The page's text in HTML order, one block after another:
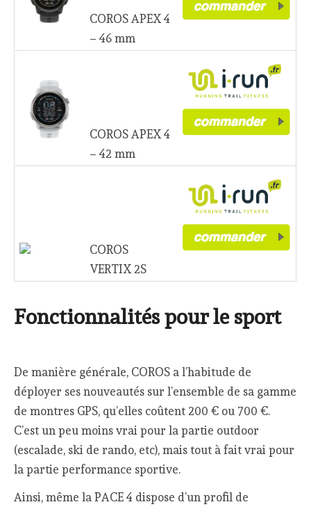
COROS APEX 4
– 46 mm
COROS APEX 4
– 42 mm
COROS
VERTIX 2S
Fonctionnalités pour le sport
De manière générale, COROS a l’habitude de
déployer ses nouveautés sur l’ensemble de sa gamme
de montres GPS, qu’elles coûtent 200 € ou 700 €.
C’est un peu moins vrai pour la partie outdoor
(escalade, ski de rando, etc), mais tout à fait vrai pour
la partie performance sportive.
Ainsi, même la PACE 4 dispose d’un profil de